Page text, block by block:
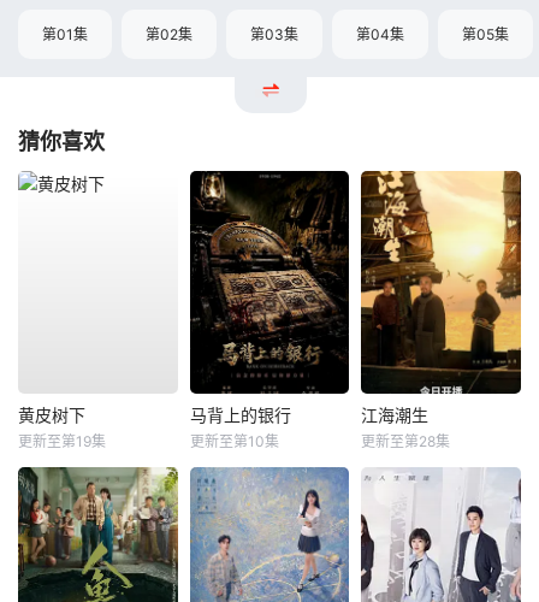
第01集 第02集 第03集 第04集 第05集
猜你喜欢
黄皮树下
更新至第19集
马背上的银行
更新至第10集
江海潮生
更新至第28集